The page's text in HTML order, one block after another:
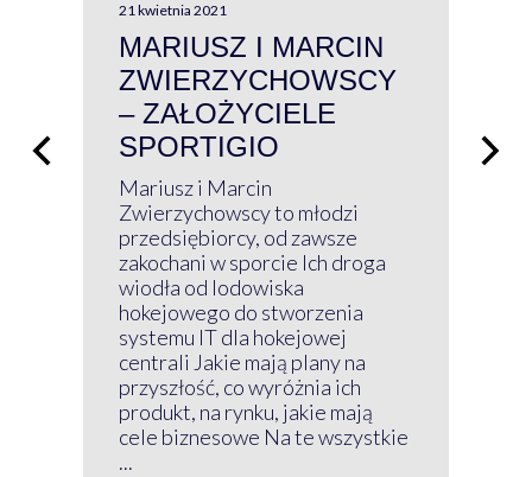
21 kwietnia 2021
MARIUSZ I MARCIN
ZWIERZYCHOWSCY
– ZAŁOŻYCIELE
SPORTIGIO
Mariusz i Marcin
Zwierzychowscy to młodzi
przedsiębiorcy, od zawsze
zakochani w sporcie Ich droga
wiodła od lodowiska
hokejowego do stworzenia
systemu IT dla hokejowej
centrali Jakie mają plany na
przyszłość, co wyróżnia ich
produkt, na rynku, jakie mają
cele biznesowe Na te wszystkie
...